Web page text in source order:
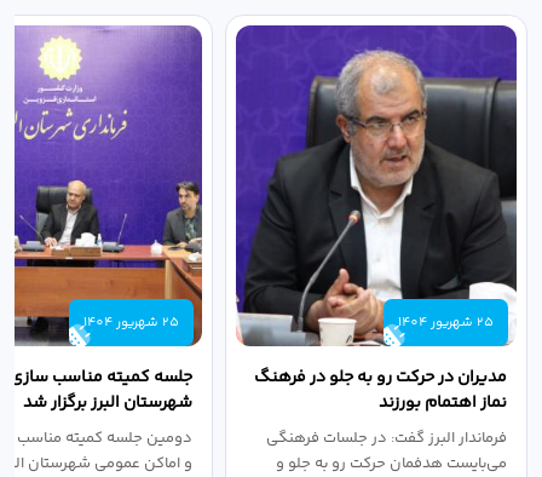
25 شهریور 1404
مدیران در حرکت رو به جلو در فرهنگ
نماز اهتمام بورزند
فرماندار البرز گفت: در جلسات فرهنگی
می‌بایست هدفمان حرکت رو به جلو و
25 شهریور 1404
جلسه کمیته مناسب سازی
شهرستان البرز برگزار شد
دومین جلسه کمیته مناسب
و اماکن عمومی شهرستان